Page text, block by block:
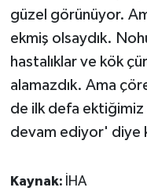
güzel görünüyor.
ekmiş olsaydık.
hastalıklar ve kök
alamazdık. Ama
de ilk defa
devam ediyor' diye
Kaynak: İHA